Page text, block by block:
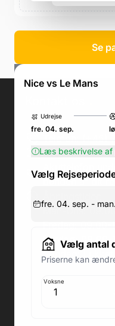
Se
Nice vs Le Mans
Udrejse
fre. 04. sep.
Læs beskrivelse af
Vælg
fre. 04. sep. -
Vælg antal
Priserne kan
Voksne
Email:
Akuttelefon
bunden af dit
Man-Ons:
Lørdag: 09.00-
Søndag: Lukket
Adresse butik: